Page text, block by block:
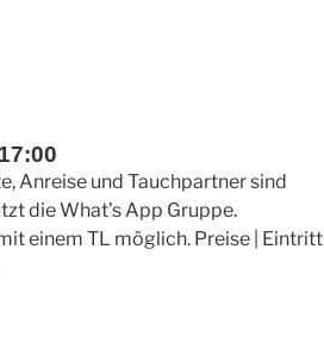
17:00
Anreise und Tauchpartner sind
die What’s App Gruppe.
einem TL möglich. Preise | Eintritt